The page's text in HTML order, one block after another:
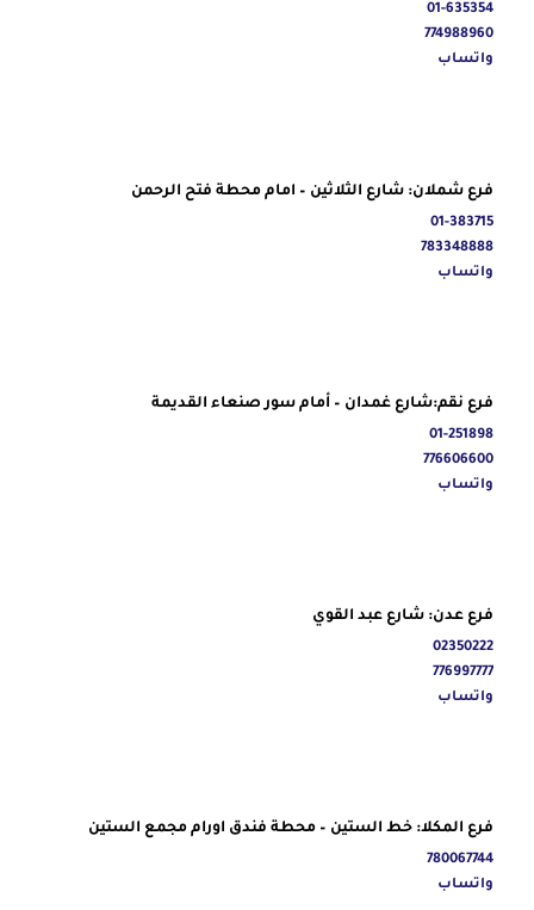
01-635354
774988960
واتساب
فرع شملان: شارع الثلاثين – امام محطة فتح الرحمن
01-383715
783348888
واتساب
فرع نقم:شارع غمدان – أمام سور صنعاء القديمة
01-251898
776606600
واتساب
فرع عدن: شارع عبد القوي
02350222
776997777
واتساب
فرع المكلا: خط الستين – محطة فندق اورام مجمع الستين
780067744
واتساب